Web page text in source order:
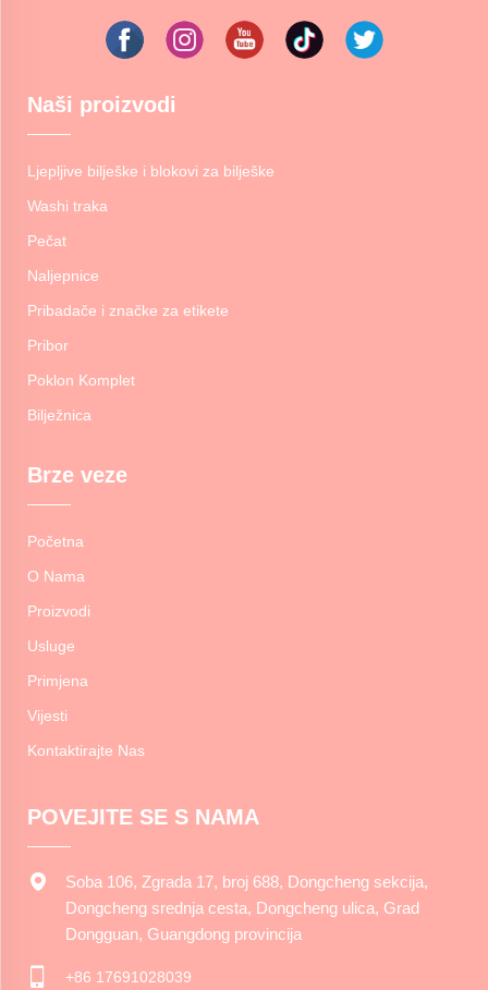
Naši proizvodi
Ljepljive bilješke i blokovi za bilješke
Washi traka
Pečat
Naljepnice
Pribadače i značke za etikete
Pribor
Poklon Komplet
Bilježnica
Brze veze
Početna
O Nama
Proizvodi
Usluge
Primjena
Vijesti
Kontaktirajte Nas
POVEJITE SE S NAMA
Soba 106, Zgrada 17, broj 688, Dongcheng sekcija,
Dongcheng srednja cesta, Dongcheng ulica, Grad
Dongguan, Guangdong provincija
+86 17691028039